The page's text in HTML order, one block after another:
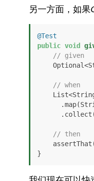
另一方面，如果
@Test
public void
// given
// when
// then
}